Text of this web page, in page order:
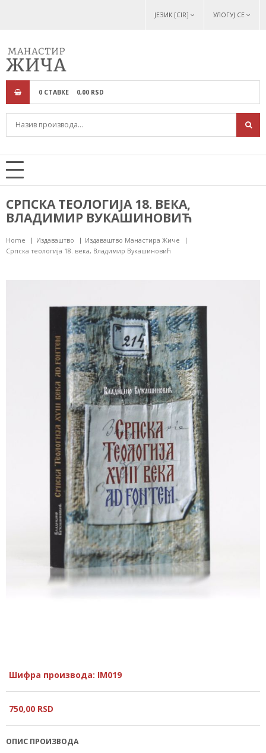
ЈЕЗИК [CIR] УЛОГУЈ СЕ
0 СТАВКЕ 0,00 RSD
СРПСКА ТЕОЛОГИЈА 18. ВЕКА,
ВЛАДИМИР ВУКАШИНОВИЋ
Home Издаваштво
Издаваштво Манастира Жиче
Српска теологија 18. века, Владимир Вукашиновић
Шифра производа: IM019
750,00 RSD
ОПИС ПРОИЗВОДА